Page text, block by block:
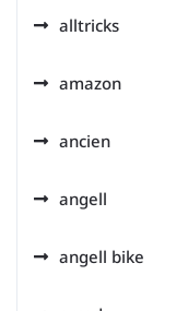
alltricks
amazon
ancien
angell
angell bike